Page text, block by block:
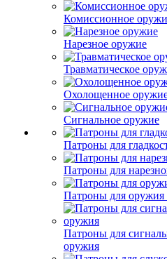
Комиссионное
Нарезное оружие
Травматическое
Охолощенное
Сигнальное оружие
Патроны для
Патроны для
Патроны для оружия
Патроны для
оружия